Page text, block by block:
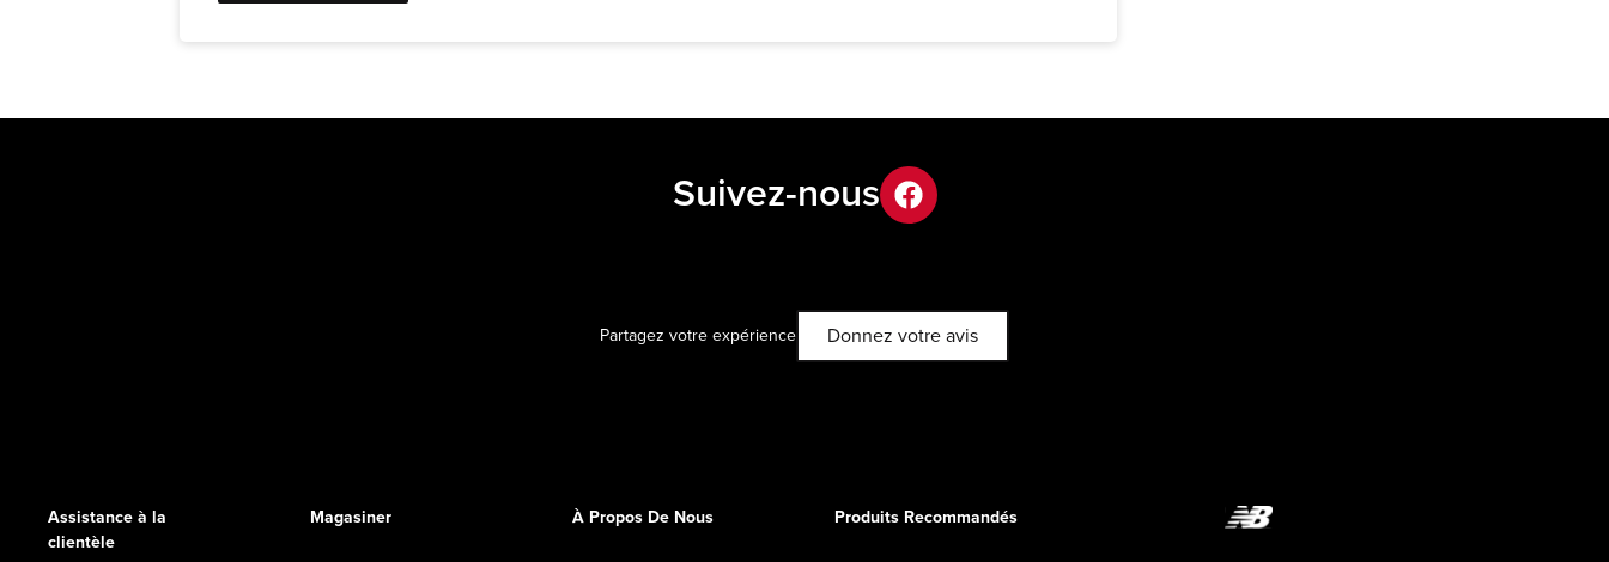
Suivez-nous facebook
Partagez votre expérience Donnez votre avis
Assistance à la
clientèle
Magasiner À Propos De Nous Produits Recommandés